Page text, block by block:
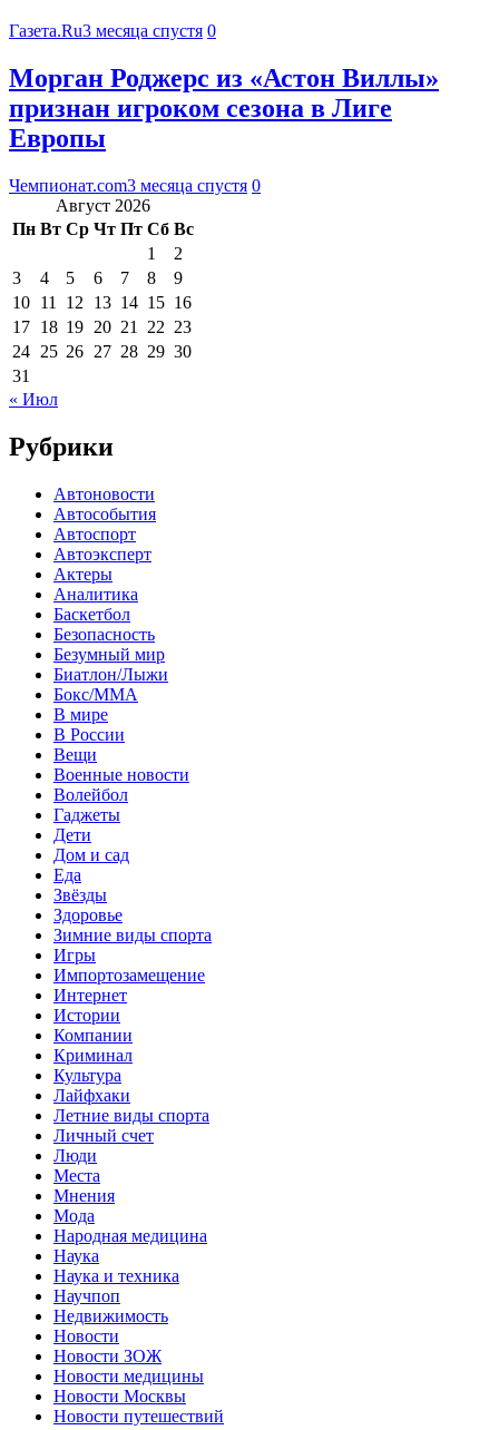
Газета.Ru3 месяца спустя 0
Морган Роджерс из «Астон Виллы»
признан игроком сезона в Лиге
Европы
Чемпионат.com3 месяца спустя 0
Август 2026
Пн Вт Ср Чт Пт Сб Вс
1
2
3
4 5 6 7 8
9
10 11 12 13 14 15 16
17 18 19 20 21 22 23
24 25 26 27 28 29 30
31
« Июл
Рубрики
Автоновости
Автособытия
Автоспорт
Автоэксперт
Актеры
Аналитика
Баскетбол
Безопасность
Безумный мир
Биатлон/Лыжи
Бокс/MMA
В мире
В России
Вещи
Военные новости
Волейбол
Гаджеты
Дети
Дом и сад
Еда
Звёзды
Здоровье
Зимние виды спорта
Игры
Импортозамещение
Интернет
Истории
Компании
Криминал
Культура
Лайфхаки
Летние виды спорта
Личный счет
Люди
Места
Мнения
Мода
Народная медицина
Наука
Наука и техника
Научпоп
Недвижимость
Новости
Новости ЗОЖ
Новости медицины
Новости Москвы
Новости путешествий